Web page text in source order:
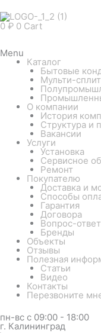
0 ₽ 0 Cart
Menu
Каталог
Бытовые
Мульти-
О компании
История
Структура и
Вакансии
Услуги
Установка
Сервисное
Ремонт
Покупателю
Доставка и
Способы
Гарантия
Договора
Вопрос-ответ
Бренды
Объекты
Отзывы
Полезная
Статьи
Видео
Контакты
Перезвоните
пн-вс с 09:00 - 18:00
г. Калининград